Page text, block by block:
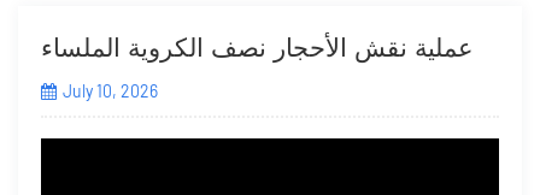
عملية نقش الأحجار نصف الكروية الملساء
July 10, 2026